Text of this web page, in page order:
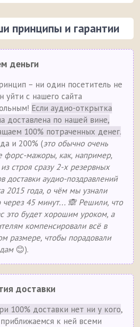
принципы и гарантии
деньги
– ни один посетитель не
уйти с нашего сайта
Если аудио-открытка
доставлена по нашей вине,
100% потраченных денег.
и 200% (это обычно очень
форс-мажоры, как, например,
строя сразу 2-х резервных
доставки аудио-поздравлений
2015 года, о чём мы узнали
через 45 минут... 🙈 Решили, что
это будет хорошим уроком, а
компенсировали всё в
размере, чтобы порадовали
😊).
доставки
100% доставки нет ни у кого,
к ней всеми